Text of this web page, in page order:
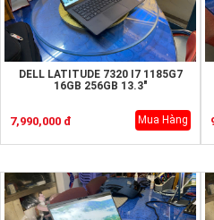
DELL LATITUDE 7320 I7 1185G7
16GB 256GB 13.3"
7,990,000 đ Mua Hàng